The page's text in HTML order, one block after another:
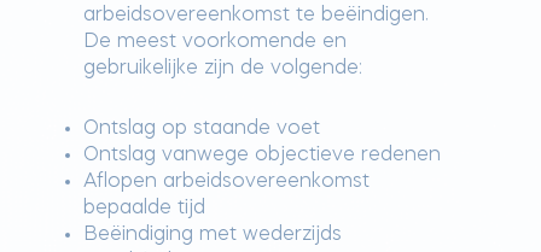
arbeidsovereenkomst te beëindigen.
De meest voorkomende en
gebruikelijke zijn de volgende:
Ontslag op staande voet
Ontslag vanwege objectieve redenen
Aflopen arbeidsovereenkomst
bepaalde tijd
Beëindiging met wederzijds